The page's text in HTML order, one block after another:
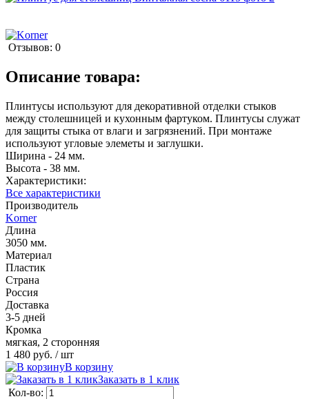
Отзывов: 0
Описание товара:
Плинтусы используют для декоративной отделки стыков
между столешницей и кухонным фартуком. Плинтусы служат
для защиты стыка от влаги и загрязнений. При монтаже
используют угловые элеметы и заглушки.
Ширина - 24 мм.
Высота - 38 мм.
Характеристики:
Все характеристики
Производитель
Korner
Длина
3050 мм.
Материал
Пластик
Страна
Россия
Доставка
3-5 дней
Кромка
мягкая, 2 сторонняя
1 480 руб. / шт
В корзину
Заказать в 1 клик
Кол-во: